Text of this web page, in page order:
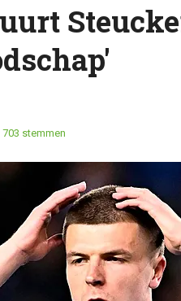
703 stemmen